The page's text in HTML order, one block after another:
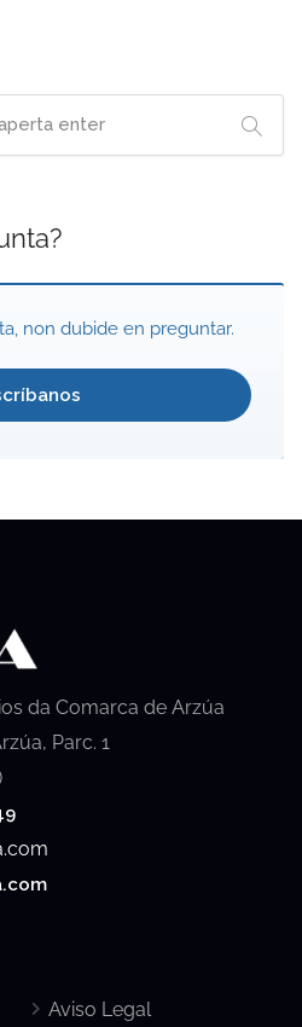
non dubide en preguntar.
da Comarca de Arzúa
Parc. 1
Aviso Legal